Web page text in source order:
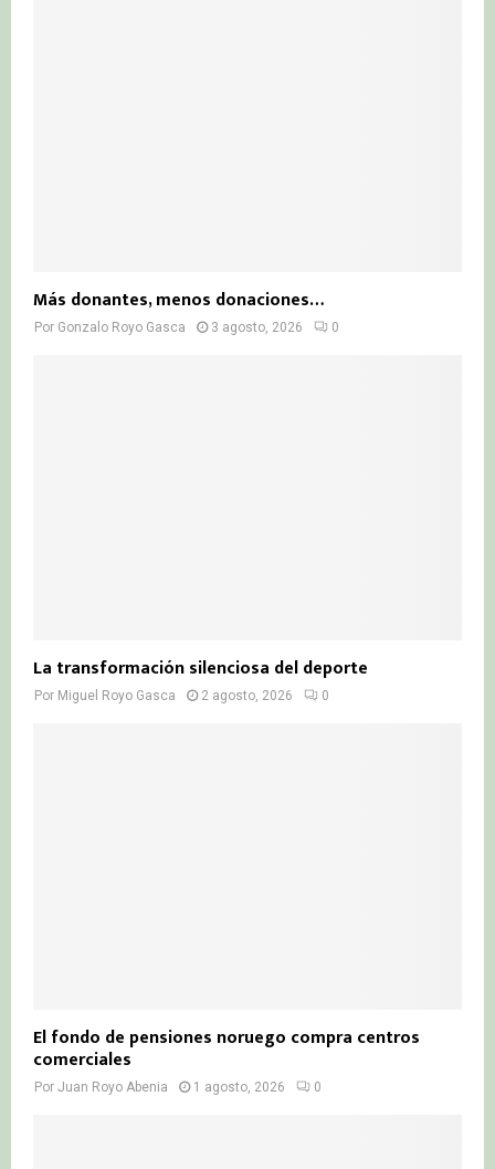
Más donantes, menos donaciones…
Por Gonzalo Royo Gasca 3 agosto, 2026 0
La transformación silenciosa del deporte
Por Miguel Royo Gasca 2 agosto, 2026 0
El fondo de pensiones noruego compra centros
comerciales
Por Juan Royo Abenia 1 agosto, 2026 0